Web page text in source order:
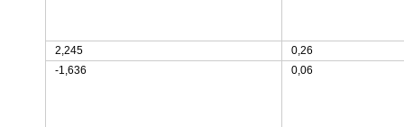
2,245
0,26
-1,636
0,06